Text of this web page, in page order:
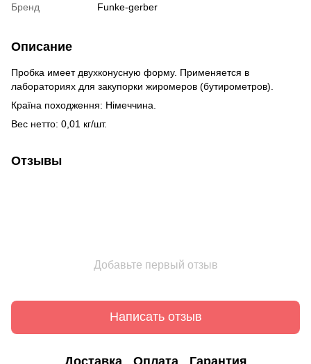
Бренд Funke-gerber
Описание
Пробка имеет двухконусную форму. Применяется в
лабораториях для закупорки жиромеров (бутирометров).
Країна походження: Німеччина.
Вес нетто: 0,01 кг/шт.
Отзывы
Добавьте первый отзыв
Написать отзыв